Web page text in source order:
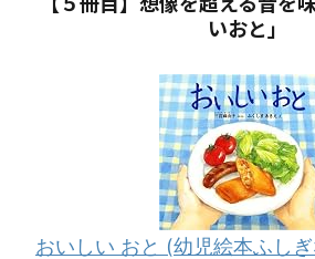
いおと」
おいしい おと (幼児絵本ふし